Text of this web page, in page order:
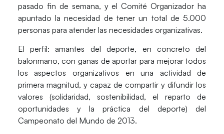
pasado fin de semana, y el Comité Organizador ha
apuntado la necesidad de tener un total de 5.000
personas para atender las necesidades organizativas.
El perfil: amantes del deporte, en concreto del
balonmano, con ganas de aportar para mejorar todos
los aspectos organizativos en una actividad de
primera magnitud, y capaz de compartir y difundir los
valores (solidaridad, sostenibilidad, el reparto de
oportunidades y la práctica del deporte) del
Campeonato del Mundo de 2013.